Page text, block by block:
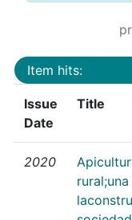
Item hits:
Issue
Date
Title
2020